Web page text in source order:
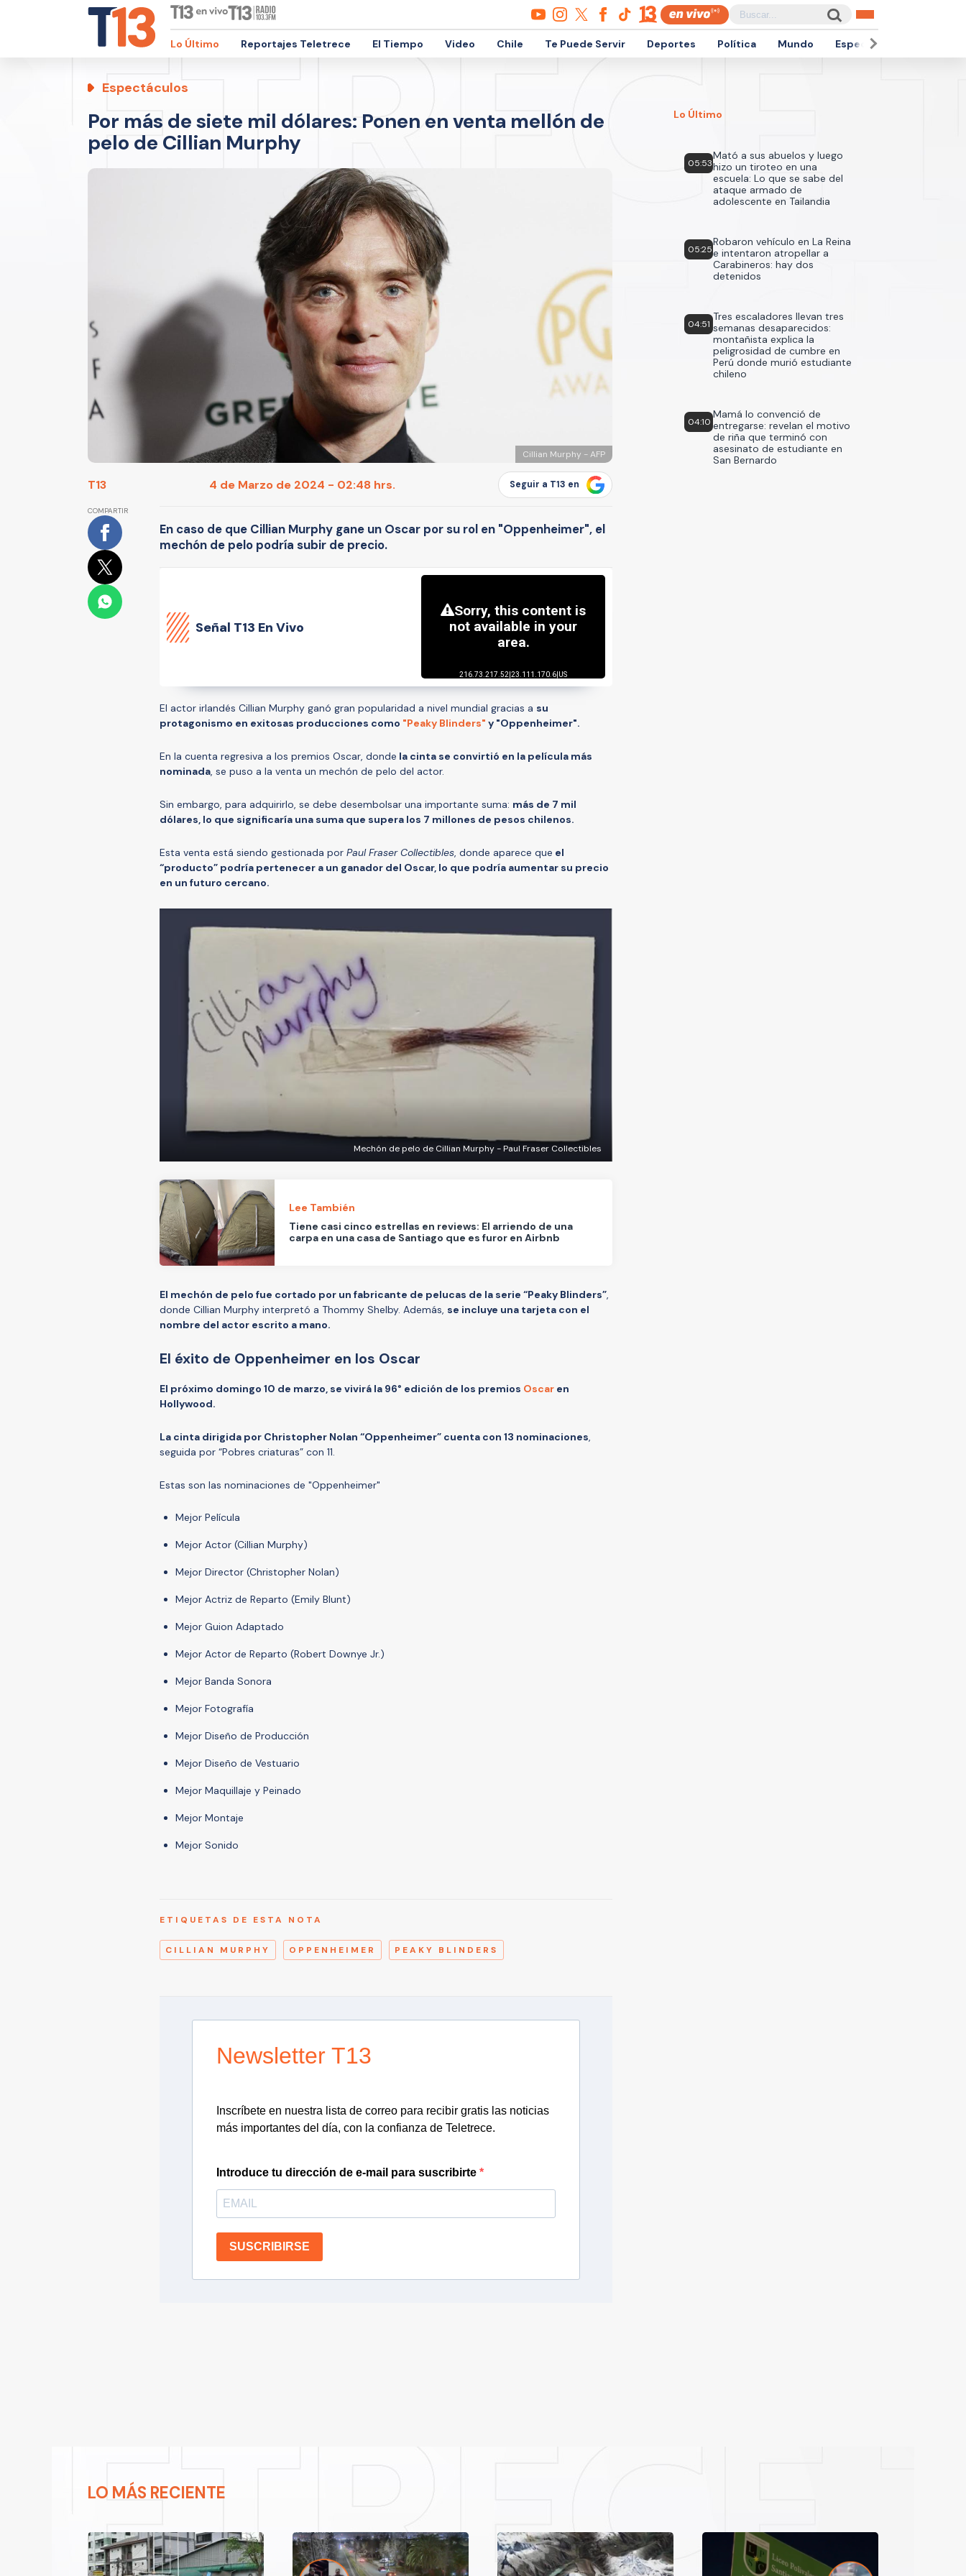
Lo Último Reportajes Teletrece El Tiempo Video Chile Te Puede Servir Deportes Política Mundo Espectáculos
Espectáculos
Por más de siete mil dólares: Ponen en venta mellón de
pelo de Cillian Murphy
Cillian Murphy - AFP
T13 4 de Marzo de 2024 - 02:48 hrs. Seguir a T13 en
COMPARTIR
En caso de que Cillian Murphy gane un Oscar por su rol en "Oppenheimer", el
mechón de pelo podría subir de precio.
Señal T13 En Vivo
El actor irlandés Cillian Murphy ganó gran popularidad a nivel mundial gracias a su
protagonismo en exitosas producciones como "Peaky Blinders" y "Oppenheimer".
En la cuenta regresiva a los premios Oscar, donde la cinta se convirtió en la película más
nominada, se puso a la venta un mechón de pelo del actor.
Sin embargo, para adquirirlo, se debe desembolsar una importante suma: más de 7 mil
dólares, lo que significaría una suma que supera los 7 millones de pesos chilenos.
Esta venta está siendo gestionada por Paul Fraser Collectibles, donde aparece que el
“producto” podría pertenecer a un ganador del Oscar, lo que podría aumentar su precio
en un futuro cercano.
Mechón de pelo de Cillian Murphy - Paul Fraser Collectibles
Lee También
Tiene casi cinco estrellas en reviews: El arriendo de una
carpa en una casa de Santiago que es furor en Airbnb
El mechón de pelo fue cortado por un fabricante de pelucas de la serie “Peaky Blinders”,
donde Cillian Murphy interpretó a Thommy Shelby. Además, se incluye una tarjeta con el
nombre del actor escrito a mano.
El éxito de Oppenheimer en los Oscar
El próximo domingo 10 de marzo, se vivirá la 96° edición de los premios Oscar en
Hollywood.
La cinta dirigida por Christopher Nolan “Oppenheimer” cuenta con 13 nominaciones,
seguida por “Pobres criaturas” con 11.
Estas son las nominaciones de "Oppenheimer"
Mejor Película
Mejor Actor (Cillian Murphy)
Mejor Director (Christopher Nolan)
Mejor Actriz de Reparto (Emily Blunt)
Mejor Guion Adaptado
Mejor Actor de Reparto (Robert Downye Jr.)
Mejor Banda Sonora
Mejor Fotografía
Mejor Diseño de Producción
Mejor Diseño de Vestuario
Mejor Maquillaje y Peinado
Mejor Montaje
Mejor Sonido
ETIQUETAS DE ESTA NOTA
CILLIAN MURPHY OPPENHEIMER PEAKY BLINDERS
Newsletter T13
Inscríbete en nuestra lista de correo para recibir gratis las noticias
más importantes del día, con la confianza de Teletrece.
Introduce tu dirección de e-mail para suscribirte
SUSCRIBIRSE
Lo Último
05:53
Mató a sus abuelos y luego
hizo un tiroteo en una
escuela: Lo que se sabe del
ataque armado de
adolescente en Tailandia
05:25
Robaron vehículo en La Reina
e intentaron atropellar a
Carabineros: hay dos
detenidos
04:51
Tres escaladores llevan tres
semanas desaparecidos:
montañista explica la
peligrosidad de cumbre en
Perú donde murió estudiante
chileno
04:10
Mamá lo convenció de
entregarse: revelan el motivo
de riña que terminó con
asesinato de estudiante en
San Bernardo
LO MÁS RECIENTE